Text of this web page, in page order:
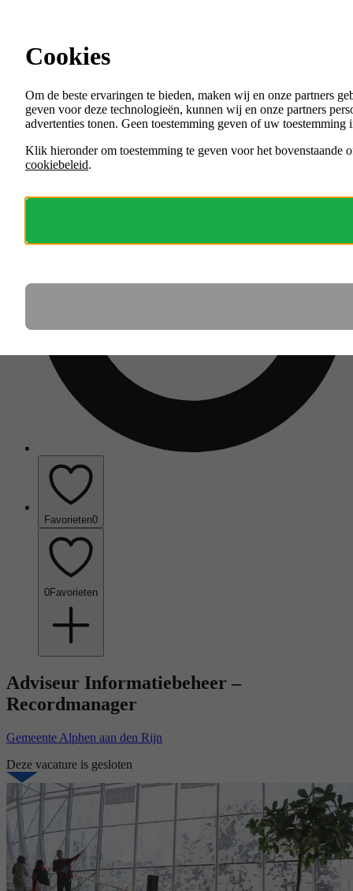
Menu
VACATURES
ORGANISATIES
Favorieten0
0Favorieten
Adviseur Informatiebeheer –
Recordmanager
Gemeente Alphen aan den Rijn
Deze vacature is gesloten
Cookies
Om de beste ervaringen te bieden, maken wij en onze partners
geven voor deze technologieën, kunnen wij en onze partners
advertenties tonen. Geen toestemming geven of uw
Klik hieronder om toestemming te geven voor het bovenstaande
cookiebeleid.